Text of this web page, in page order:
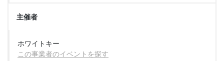
主催者
ホワイトキー
この事業者のイベントを探す